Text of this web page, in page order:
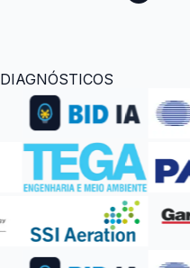
DIAGNÓSTICOS